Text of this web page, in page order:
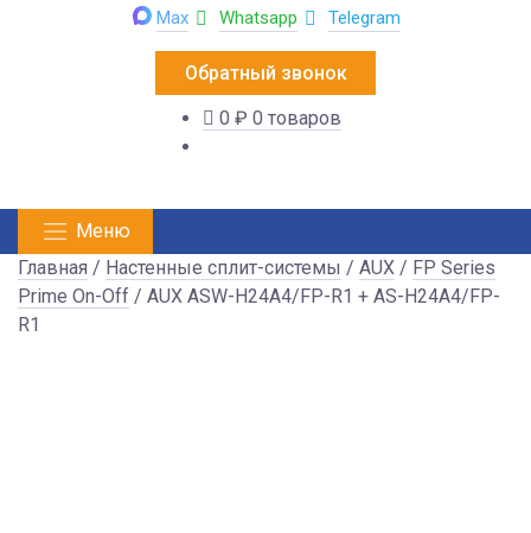
Max Whatsapp Telegram
Обратный звонок
0 ₽ 0 товаров
Меню
Главная / Настенные сплит-системы / AUX / FP Series
Prime On-Off / AUX ASW-H24A4/FP-R1 + AS-H24A4/FP-
R1